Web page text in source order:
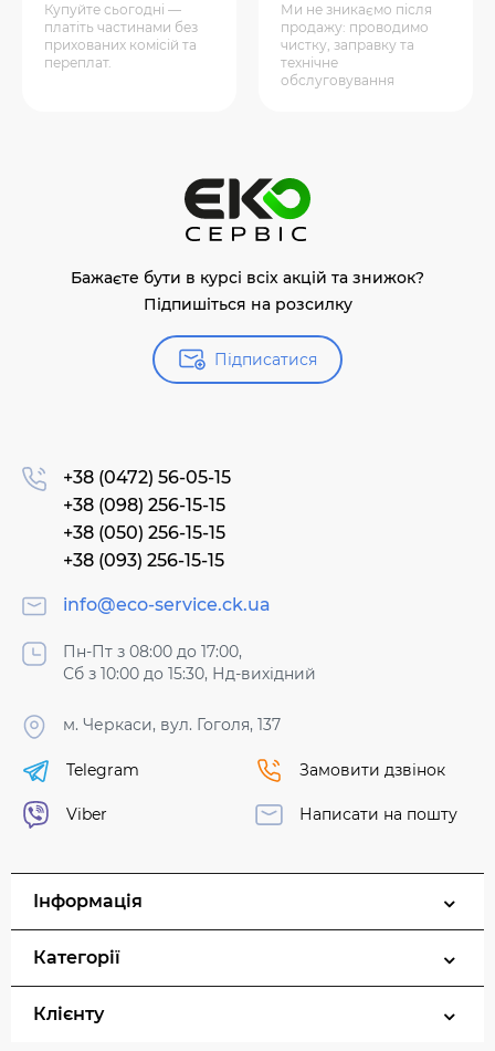
Купуйте сьогодні —
платіть частинами без
прихованих комісій та
переплат.
Ми не зникаємо після
продажу: проводимо
чистку, заправку та
технічне
обслуговування
Бажаєте бути в курсі всіх акцій та знижок?
Підпишіться на розсилку
Підписатися
+38 (0472) 56-05-15
+38 (098) 256-15-15
+38 (050) 256-15-15
+38 (093) 256-15-15
info@eco-service.ck.ua
Пн-Пт з 08:00 до 17:00,
Сб з 10:00 до 15:30, Нд-вихідний
м. Черкаси, вул. Гоголя, 137
Telegram
Viber
Замовити дзвінок
Написати на пошту
Інформація
Категорії
Клієнту